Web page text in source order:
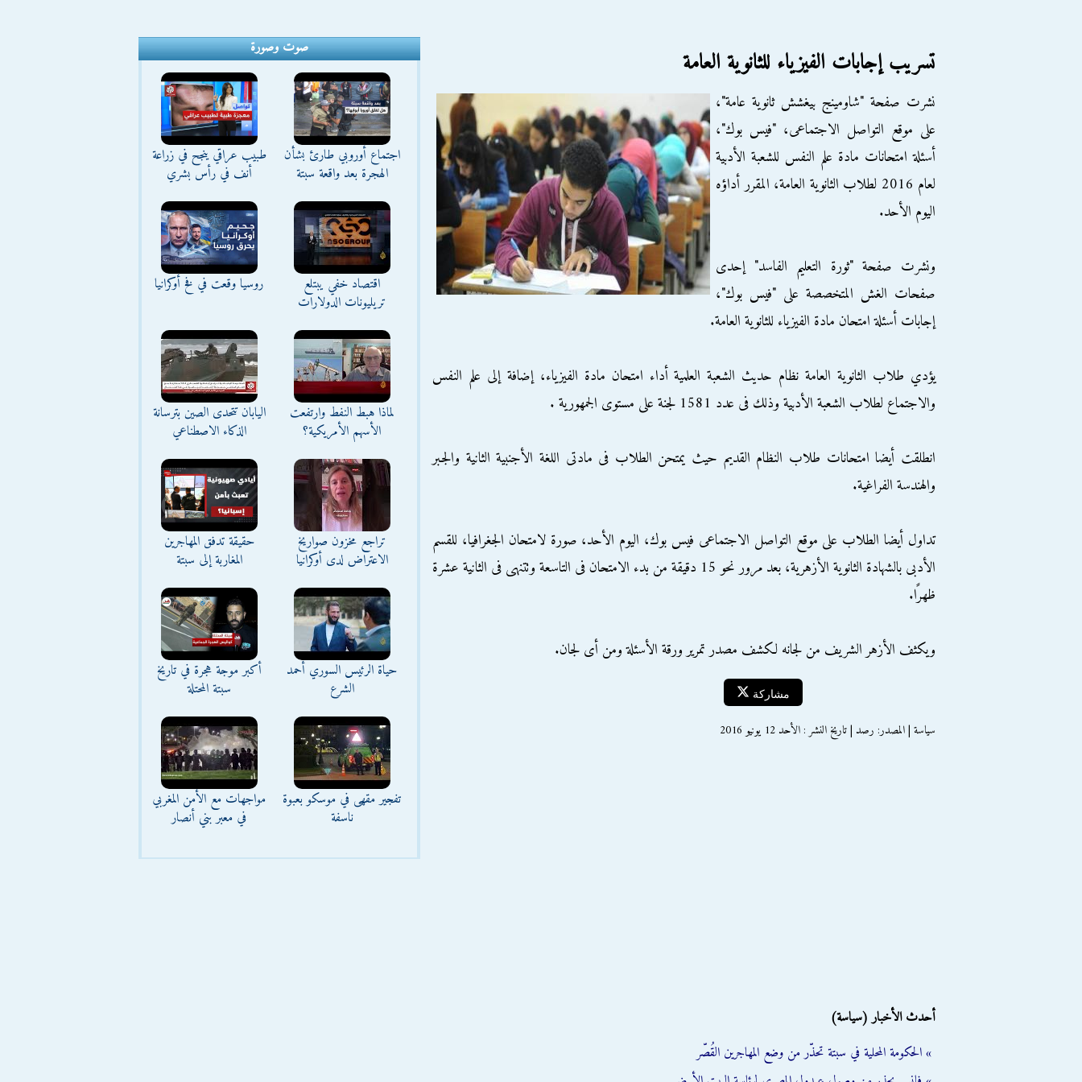
تسريب إجابات الفيزياء للثانوية العامة
نشرت صفحة "شاومينج بيغشش ثانوية عامة"،
على موقع التواصل الاجتماعى، "فيس بوك"،
أسئلة امتحانات مادة علم النفس للشعبة الأدبية
لعام 2016 لطلاب الثانوية العامة، المقرر أداؤه
اليوم الأحد.
ونشرت صفحة "ثورة التعليم الفاسد" إحدى
صفحات الغش المتخصصة على "فيس بوك"،
إجابات أسئلة امتحان مادة الفيزياء للثانوية العامة.
يؤدي طلاب الثانوية العامة نظام حديث الشعبة العلمية أداء امتحان مادة الفيزياء، إضافة إلى علم النفس
والاجتماع لطلاب الشعبة الأدبية وذلك فى عدد 1581 لجنة على مستوى الجمهورية .
انطلقت أيضا امتحانات طلاب النظام القديم حيث يمتحن الطلاب فى مادتى اللغة الأجنبية الثانية والجبر
والهندسة الفراغية.
تداول أيضا الطلاب على موقع التواصل الاجتماعى فيس بوك، اليوم الأحد، صورة لامتحان الجغرافيا، للقسم
الأدبى بالشهادة الثانوية الأزهرية، بعد مرور نحو 15 دقيقة من بدء الامتحان فى التاسعة وتتنهى فى الثانية عشرة
ظهرًا.
ويكثف الأزهر الشريف من لجانه لكشف مصدر تمرير ورقة الأسئلة ومن أى لجان.
مشاركة
سياسة | المصدر: رصد | تاريخ النشر : الأحد 12 يونيو 2016
أحدث الأخبار (سياسة)
» الحكومة المحلية في سبتة تحذّر من وضع المهاجرين القُصّر
صوت وصورة
اجتماع أوروبي طارئ بشأن
الهجرة بعد واقعة سبتة
طبيب عراقي ينجح في زراعة
أنف في رأس بشري
اقتصاد خفي يبتلع
تريليونات الدولارات
روسيا وقعت في فخ أوكرانيا
لماذا هبط النفط وارتفعت
الأسهم الأمريكية؟
اليابان تتحدى الصين بترسانة
الذكاء الاصطناعي
تراجع مخزون صواريخ
الاعتراض لدى أوكرانيا
حقيقة تدفق المهاجرين
المغاربة إلى سبتة
حياة الرئيس السوري أحمد
الشرع
أكبر موجة هجرة في تاريخ
سبتة المحتلة
تفجير مقهى في موسكو بعبوة
ناسفة
مواجهات مع الأمن المغربي
في معبر بني أنصار